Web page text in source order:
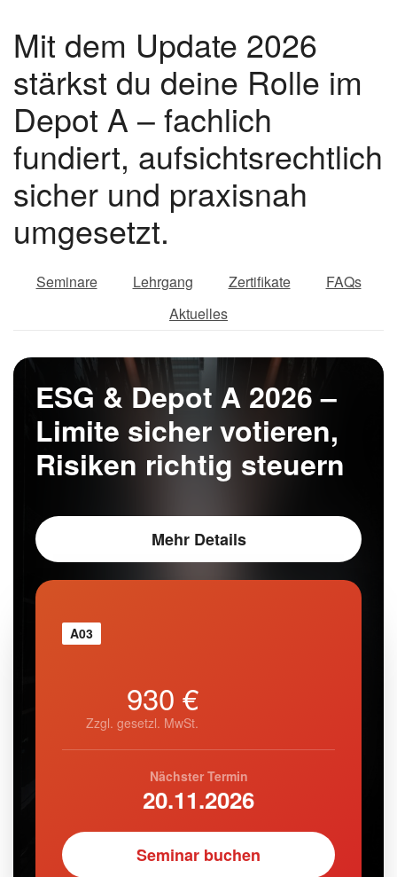
Mit dem Update 2026
stärkst du deine Rolle im
Depot A – fachlich
fundiert, aufsichtsrechtlich
sicher und praxisnah
umgesetzt.
Seminare Lehrgang Zertifikate
FAQs
Aktuelles
ESG & Depot A 2026 –
Limite sicher votieren,
Risiken richtig steuern
Mehr Details
A03
930 €
Zzgl. gesetzl. MwSt.
Nächster Termin
20.11.2026
Seminar buchen